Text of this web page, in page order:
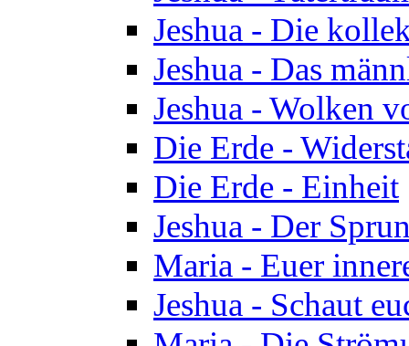
Jeshua - Die
Jeshua - Das
Jeshua - Wolken
Die Erde -
Die Erde - Einheit
Jeshua - Der
Maria - Euer
Jeshua - Schaut